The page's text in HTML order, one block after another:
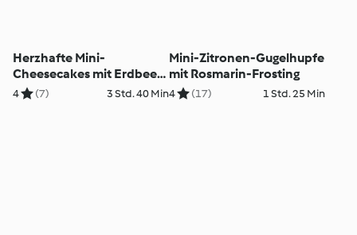
Herzhafte Mini-
Cheesecakes mit Erdbeer-
Cocktail
4 (7) 3 Std. 40 Min
Mini-Zitronen-Gugelhupfe
mit Rosmarin-Frosting
4 (17) 1 Std. 25 Min